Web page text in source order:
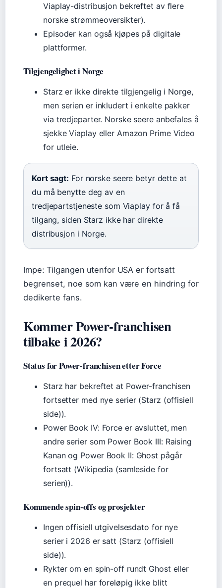
Viaplay-distribusjon bekreftet av flere
norske strømmeoversikter).
Episoder kan også kjøpes på digitale
plattformer.
Tilgjengelighet i Norge
Starz er ikke direkte tilgjengelig i Norge,
men serien er inkludert i enkelte pakker
via tredjeparter. Norske seere anbefales å
sjekke Viaplay eller Amazon Prime Video
for utleie.
Kort sagt: For norske seere betyr dette at
du må benytte deg av en
tredjepartstjeneste som Viaplay for å få
tilgang, siden Starz ikke har direkte
distribusjon i Norge.
Impe: Tilgangen utenfor USA er fortsatt
begrenset, noe som kan være en hindring for
dedikerte fans.
Kommer Power-franchisen
tilbake i 2026?
Status for Power-franchisen etter Force
Starz har bekreftet at Power-franchisen
fortsetter med nye serier (Starz (offisiell
side)).
Power Book IV: Force er avsluttet, men
andre serier som Power Book III: Raising
Kanan og Power Book II: Ghost pågår
fortsatt (Wikipedia (samleside for
serien)).
Kommende spin-offs og prosjekter
Ingen offisiell utgivelsesdato for nye
serier i 2026 er satt (Starz (offisiell
side)).
Rykter om en spin-off rundt Ghost eller
en prequel har foreløpig ikke blitt